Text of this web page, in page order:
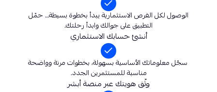
الوصول لكل الفرص الاستثمارية يبدأ بخطوة بسيطة… حمّل
التطبيق على جوالك وابدأ رحلتك.
أنشئ حسابك الاستثماري
سجّل معلوماتك الأساسية بسهولة، بخطوات مرنة وواضحة
مناسبة للمستثمرين الجدد.
وثّق هويتك عبر منصة أبشر